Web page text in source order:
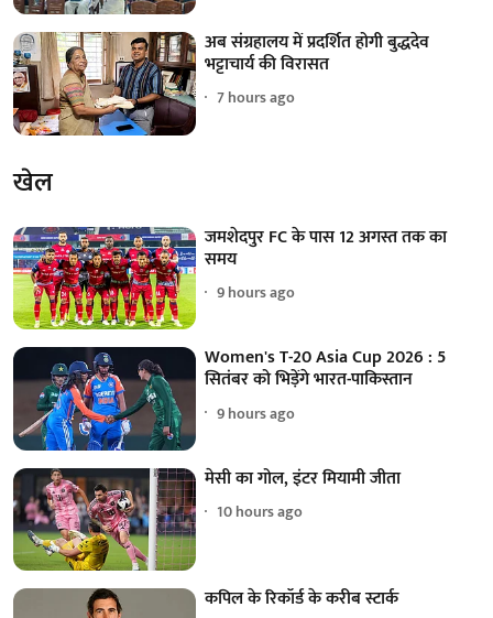
अब संग्रहालय में प्रदर्शित होगी बुद्धदेव
भट्टाचार्य की विरासत
7 hours ago
खेल
जमशेदपुर FC के पास 12 अगस्त तक का
समय
9 hours ago
Women's T-20 Asia Cup 2026 : 5
सितंबर को भिड़ेंगे भारत-पाकिस्तान
9 hours ago
मेसी का गोल, इंटर मियामी जीता
10 hours ago
कपिल के रिकॉर्ड के करीब स्टार्क